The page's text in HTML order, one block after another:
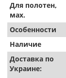
Для полотен,
мах.
Особенности
Наличие
Доставка по
Украине: